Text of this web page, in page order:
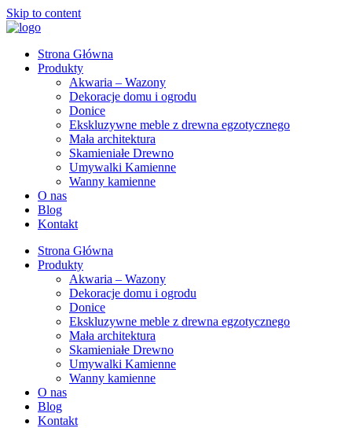
Skip to content
Strona Główna
Produkty
Akwaria – Wazony
Dekoracje domu i ogrodu
Donice
Ekskluzywne meble z drewna egzotycznego
Mała architektura
Skamieniałe Drewno
Umywalki Kamienne
Wanny kamienne
O nas
Blog
Kontakt
Strona Główna
Produkty
Akwaria – Wazony
Dekoracje domu i ogrodu
Donice
Ekskluzywne meble z drewna egzotycznego
Mała architektura
Skamieniałe Drewno
Umywalki Kamienne
Wanny kamienne
O nas
Blog
Kontakt